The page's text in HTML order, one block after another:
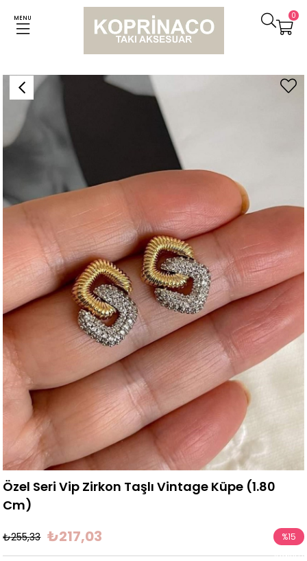
MENU 0
Küpeler Özel Seri Vip Zirkon Taşlı Vintage Küpe (1.80 Cm)
Özel Seri Vip Zirkon Taşlı Vintage Küpe (1.80
Cm)
₺255,33 ₺217,03 %15
İndirim